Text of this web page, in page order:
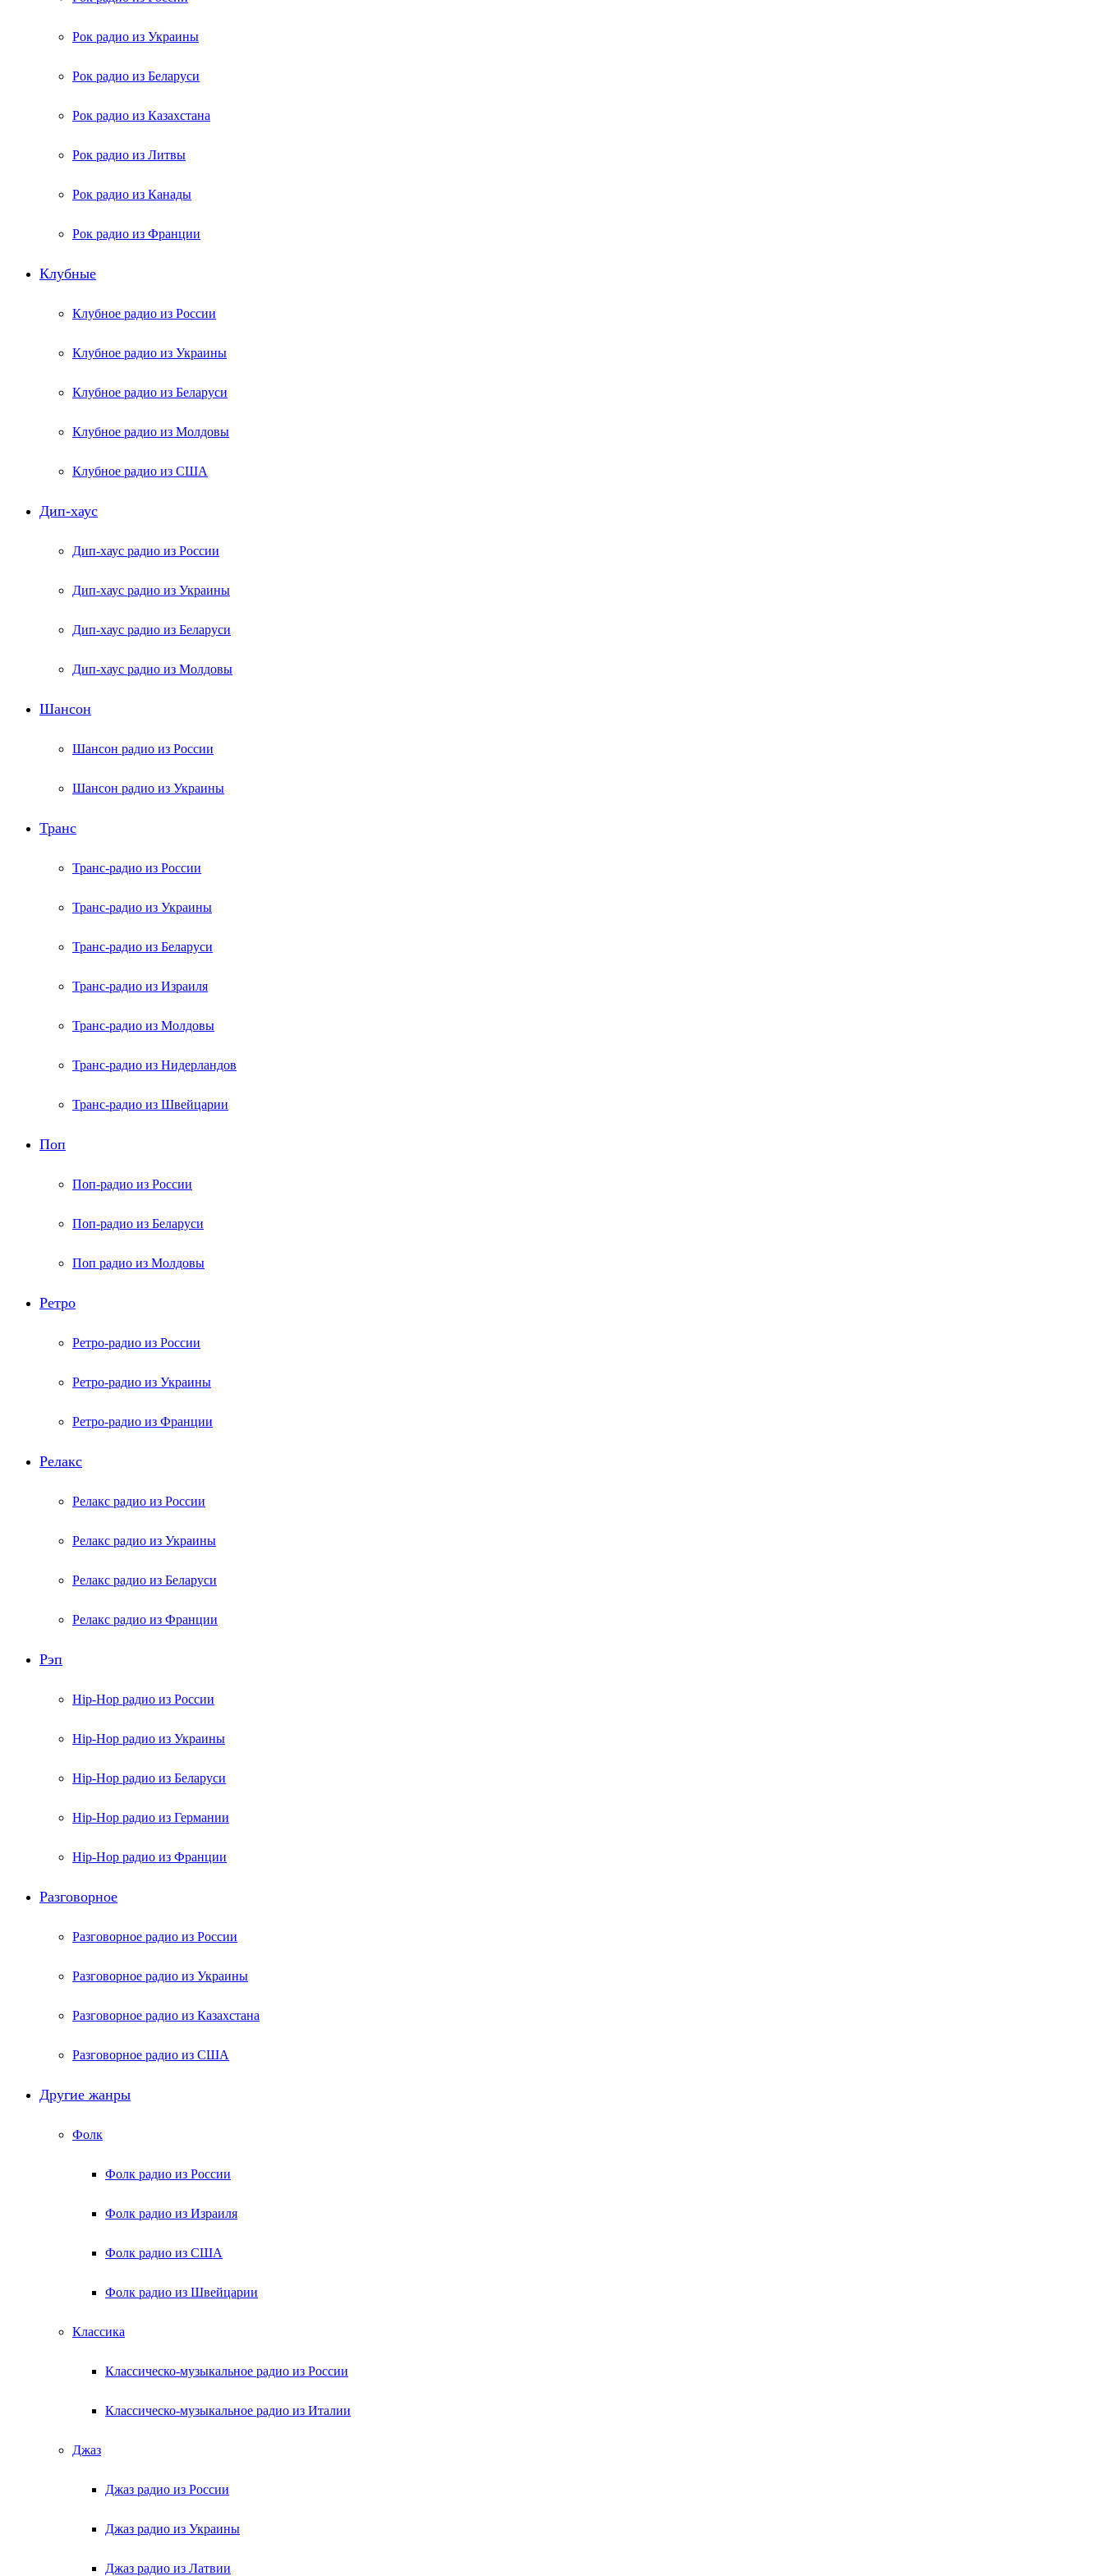
Рок радио из Украины
Рок радио из Беларуси
Рок радио из Казахстана
Рок радио из Литвы
Рок радио из Канады
Рок радио из Франции
Клубные
Клубное радио из России
Клубное радио из Украины
Клубное радио из Беларуси
Клубное радио из Молдовы
Клубное радио из США
Дип-хаус
Дип-хаус радио из России
Дип-хаус радио из Украины
Дип-хаус радио из Беларуси
Дип-хаус радио из Молдовы
Шансон
Шансон радио из России
Шансон радио из Украины
Транс
Транс-радио из России
Транс-радио из Украины
Транс-радио из Беларуси
Транс-радио из Израиля
Транс-радио из Молдовы
Транс-радио из Нидерландов
Транс-радио из Швейцарии
Поп
Поп-радио из России
Поп-радио из Беларуси
Поп радио из Молдовы
Ретро
Ретро-радио из России
Ретро-радио из Украины
Ретро-радио из Франции
Релакс
Релакс радио из России
Релакс радио из Украины
Релакс радио из Беларуси
Релакс радио из Франции
Рэп
Hip-Hop радио из России
Hip-Hop радио из Украины
Hip-Hop радио из Беларуси
Hip-Hop радио из Германии
Hip-Hop радио из Франции
Разговорное
Разговорное радио из России
Разговорное радио из Украины
Разговорное радио из Казахстана
Разговорное радио из США
Другие жанры
Фолк
Фолк радио из России
Фолк радио из Израиля
Фолк радио из США
Фолк радио из Швейцарии
Классика
Классическо-музыкальное радио из России
Классическо-музыкальное радио из Италии
Джаз
Джаз радио из России
Джаз радио из Украины
Джаз радио из Латвии